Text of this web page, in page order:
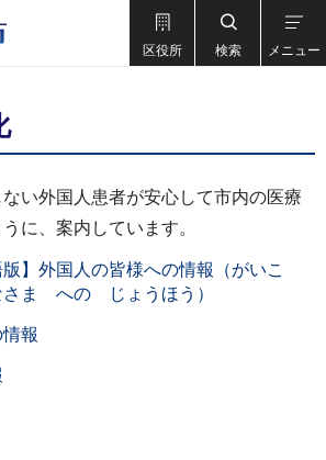
区役所 検索 メニュー
い外国人患者が安心して市内の医療
に、案内しています。
版】外国人の皆様への情報（がいこ
ま への じょうほう）
報